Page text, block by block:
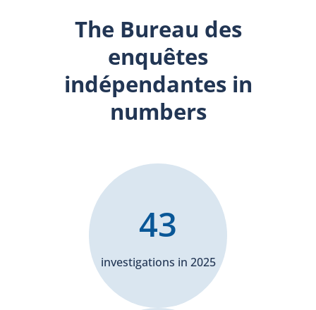
The Bureau des
enquêtes
indépendantes in
numbers
investigations in 2025
43